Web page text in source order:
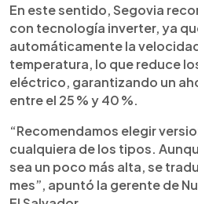
En este sentido, Segovia
con tecnología inverter, ya
automáticamente la
temperatura, lo que reduce
eléctrico, garantizando un
entre el 25 % y 40 %.
“Recomendamos elegir
cualquiera de los tipos.
sea un poco más alta, se
mes”, apuntó la gerente de